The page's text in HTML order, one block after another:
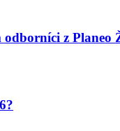
z Planeo